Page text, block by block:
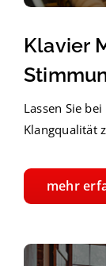
Klavier
Lassen Sie
Klangqualität
mehr